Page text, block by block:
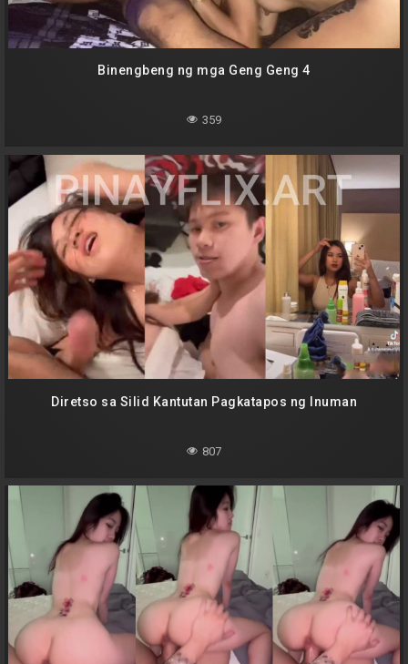
Binengbeng ng mga Geng Geng 4
359
Diretso sa Silid Kantutan Pagkatapos ng Inuman
807